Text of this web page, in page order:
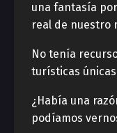
una fantasía
real de nuestro
No tenía
turísticas
¿Había una
podíamos